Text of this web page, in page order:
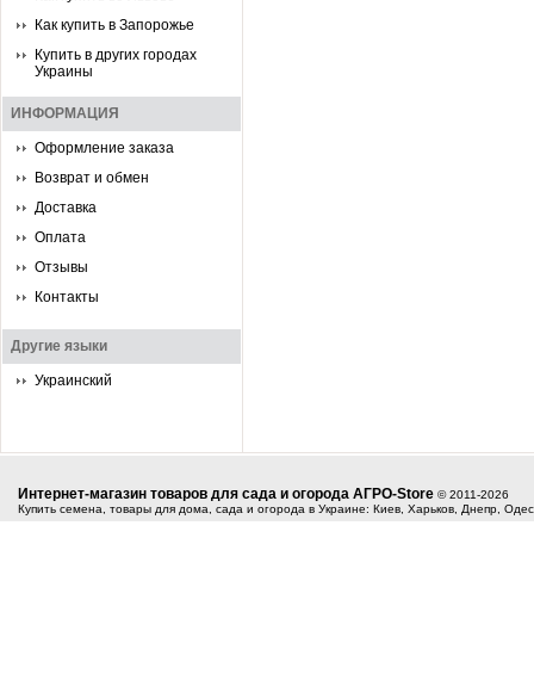
Как купить в Запорожье
Купить в других городах
Украины
ИНФОРМАЦИЯ
Оформление заказа
Возврат и обмен
Доставка
Оплата
Отзывы
Контакты
Другие языки
Украинский
Интернет-магазин товаров для сада и огорода АГРО-Store © 2011-2026
Купить семена, товары для дома, сада и огорода в Украине: Киев, Харьков, Днепр,